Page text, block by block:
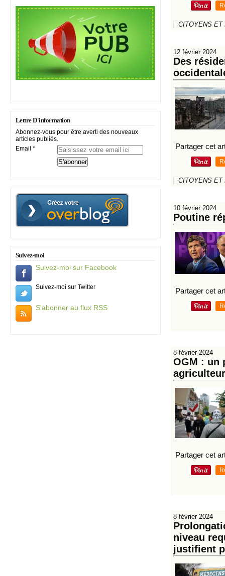
Lettre D'information
Abonnez-vous pour être averti des nouveaux
articles publiés.
Email
Suivez-moi
Suivez-moi sur Facebook
Suivez-moi sur Twitter
S'abonner au flux RSS
CITOYENS ET
12 février 2024
Des
Partager cet
CITOYENS ET
10 février 2024
Poutine
Partager cet
8 février 2024
OGM : un
Partager cet
8 février 2024
niveau
justifient